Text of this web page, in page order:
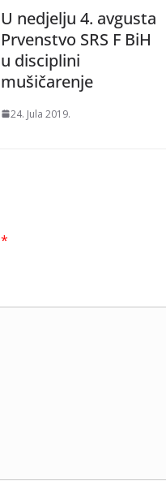
U nedjelju 4. avgusta
Prvenstvo SRS F BiH
u disciplini
mušičarenje
24. Jula 2019.
*